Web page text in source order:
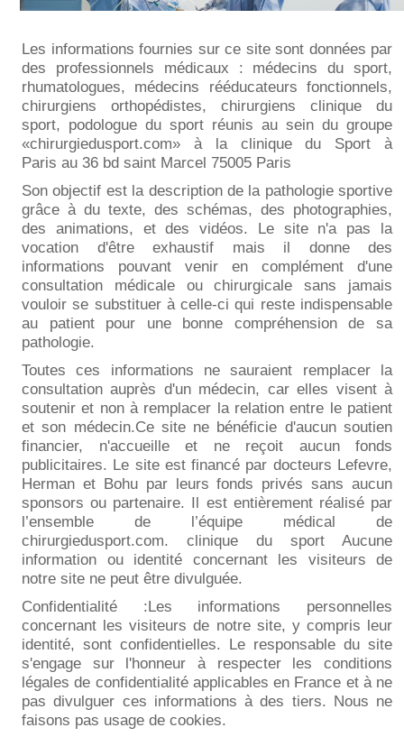
Les informations fournies sur ce site sont données par
des professionnels médicaux : médecins du sport,
rhumatologues, médecins rééducateurs fonctionnels,
chirurgiens orthopédistes, chirurgiens clinique du
sport, podologue du sport réunis au sein du groupe
«chirurgiedusport.com» à la clinique du Sport à
Paris au 36 bd saint Marcel 75005 Paris
Son objectif est la description de la pathologie sportive
grâce à du texte, des schémas, des photographies,
des animations, et desvidéos. Le site n'a pas la
vocation d'être exhaustif mais il donne des
informations pouvant venir en complément d'une
consultation médicale ou chirurgicale sans jamais
vouloir se substituer à celle-ci qui reste indispensable
au patient pour une bonne compréhension de sa
pathologie.
Toutes ces informations ne sauraient remplacer la
consultation auprès d'un médecin, car elles visent à
soutenir et non à remplacer la relation entre le patient
et son médecin.Ce site ne bénéficie d'aucun soutien
financier, n'accueille et ne reçoit aucun fonds
publicitaires. Le site est financé par docteurs Lefevre,
Herman et Bohu par leurs fonds privés sans aucun
sponsors ou partenaire. Il est entièrement réalisé par
l’ensemble de l’équipe médical de
chirurgiedusport.com. clinique du sport Aucune
information ou identité concernant les visiteurs de
notre site ne peut être divulguée.
Confidentialité :Les informations personnelles
concernant les visiteurs de notre site, y compris leur
identité, sont confidentielles. Le responsable du site
s'engage sur l'honneur à respecter les conditions
légales de confidentialité applicables en France et à ne
pas divulguer ces informations à des tiers. Nous ne
faisons pas usage de cookies.